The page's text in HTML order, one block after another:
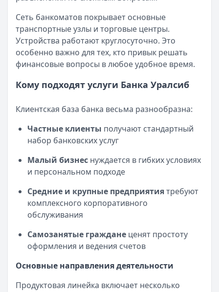
Т-Банк— СмартВклад
Рейтинг:4.6
Газпромбанк— Ключевой момент
Рейтинг:4.6
Т-Банк— СмартВклад (CNY)
Газпромбанк— Ежедневная выгода
Газпромбанк— Новые деньги
Рейтинг:4.6
Все вклады
Дебетовые карты — лучшие предложения
Т-Банк — S7 — T‑Bank
Обслуживание:Бесплатно
Альфа-Банк— Апельсиновая карта
Обслуживание:Бесплатно
Рейтинг:4.9
Банк ПСБ— Orange Premium Club
Обслуживание:Бесплатно
4.7
Банк ПСБ— Твой кешбэк
Рейтинг:4.7
актуальным. Он показывает важность
стратегического планирования и готовности к
трансформациям.
При выборе банковских услуг стоит
внимательно изучать условия и сравнивать
предложения разных организаций.
Сеть банкоматов покрывает основные
транспортные узлы и торговые центры.
Устройства работают круглосуточно. Это
особенно важно для тех, кто привык решать
финансовые вопросы в любое удобное время.
Кому подходят услуги Банка Уралсиб
Клиентская база банка весьма разнообразна:
Частные клиенты получают стандартный
набор банковских услуг
Малый бизнес нуждается в гибких условиях
и персональном подходе
Средние и крупные предприятиятребуют
комплексного корпоративного
обслуживания
Самозанятые граждане ценят простоту
оформления и ведения счетов
Основные направления деятельности
Продуктовая линейка включает несколько